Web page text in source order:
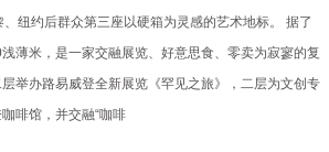
纽约后群众第三座以硬箱为灵感的艺术地标。 据了
薄米，是一家交融展览、好意思食、零卖为寂寥的复
举办路易威登全新展览《罕见之旅》，二层为文创专
啡馆，并交融“咖啡